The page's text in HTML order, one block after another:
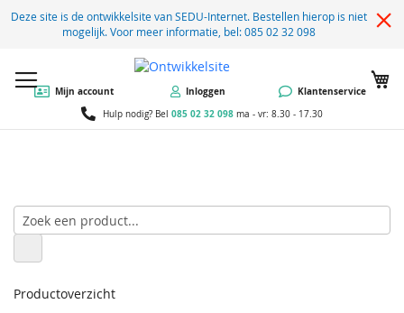
Deze site is de ontwikkelsite van SEDU-Internet. Bestellen hierop is niet
mogelijk. Voor meer informatie, bel: 085 02 32 098
Mijn account Inloggen Klantenservice
Hulp nodig? Bel 085 02 32 098 ma - vr: 8.30 - 17.30
Productoverzicht